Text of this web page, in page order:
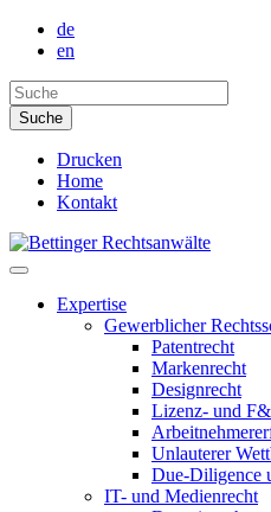
de
en
Drucken
Home
Kontakt
Expertise
Gewerblicher
Patentrecht
Markenrecht
Designrecht
Lizenz- und
Unlauterer
Due-Diligence
IT- und Medienrecht